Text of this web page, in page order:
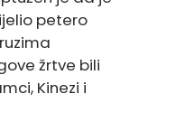
petero
žrtve bili
Kinezi i